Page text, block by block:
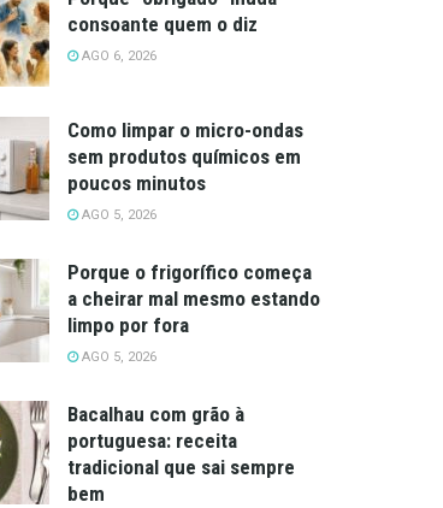
consoante quem o diz
AGO 6, 2026
Como limpar o micro-ondas
sem produtos químicos em
poucos minutos
AGO 5, 2026
Porque o frigorífico começa
a cheirar mal mesmo estando
limpo por fora
AGO 5, 2026
Bacalhau com grão à
portuguesa: receita
tradicional que sai sempre
bem